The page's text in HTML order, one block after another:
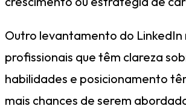
Outro levantamento do LinkedIn
profissionais que têm clareza
habilidades e posicionamento
mais chances de serem